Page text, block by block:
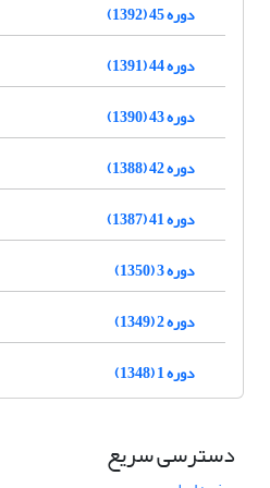
دوره 45 (1392)
دوره 44 (1391)
دوره 43 (1390)
دوره 42 (1388)
دوره 41 (1387)
دوره 3 (1350)
دوره 2 (1349)
دوره 1 (1348)
دسترسی سریع